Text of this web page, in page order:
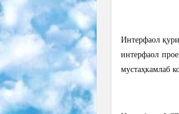
Интерфаол
интерфаол
мустаҳкамлаб